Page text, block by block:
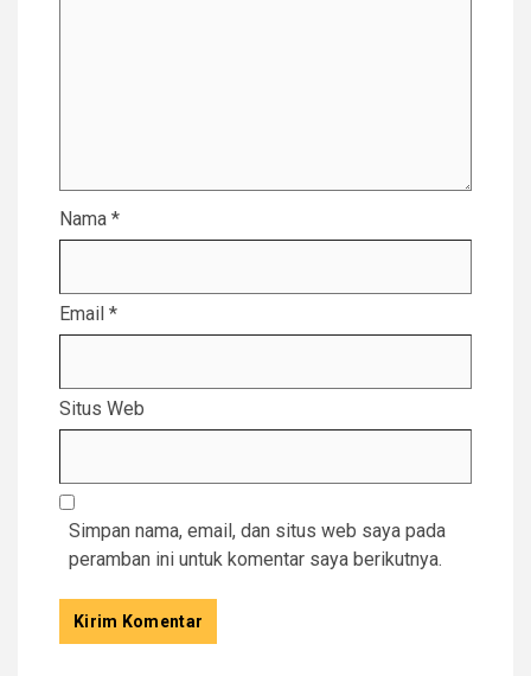
Nama *
Email *
Situs Web
Simpan nama, email, dan situs web saya pada
peramban ini untuk komentar saya berikutnya.